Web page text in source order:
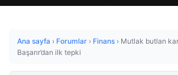
Ana sayfa › Forumlar › Finans › Mutlak butlan
Başarır’dan ilk tepki